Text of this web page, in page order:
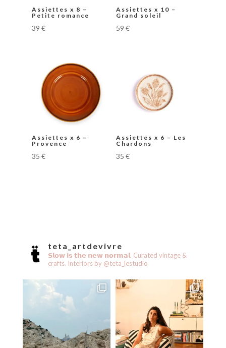
Assiettes x 8 –
Petite romance
39 €
Assiettes x 10 –
Grand soleil
59€
Assiettes x 6 –
Provence
35 €
Assiettes x 6 – Les
Chardons
35€
teta_artdevivre
𝗦𝗹𝗼𝘄 𝗶𝘀 𝘁𝗵𝗲 𝗻𝗲𝘄 𝗻𝗼𝗿𝗺𝗮𝗹. Curated vintage &
crafts. Interiors by @teta_lestudio